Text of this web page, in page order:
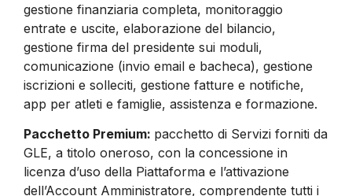
gestione finanziaria completa, monitoraggio
entrate e uscite, elaborazione del bilancio,
gestione firma del presidente sui moduli,
comunicazione (invio email e bacheca), gestione
iscrizioni e solleciti, gestione fatture e notifiche,
app per atleti e famiglie, assistenza e formazione.
Pacchetto Premium: pacchetto di Servizi forniti da
GLE, a titolo oneroso, con la concessione in
licenza d’uso della Piattaforma e l’attivazione
dell’Account Amministratore, comprendente tutti i